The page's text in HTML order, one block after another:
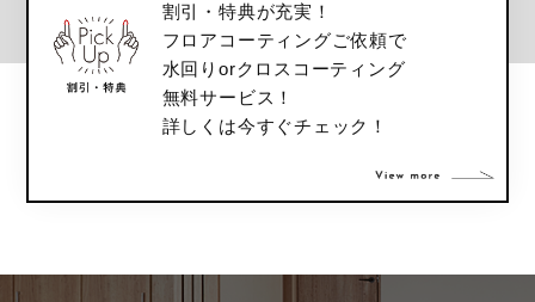
割引・特典が充実！
フロアコーティングご依頼で
水回りorクロスコーティング
無料サービス！
詳しくは今すぐチェック！